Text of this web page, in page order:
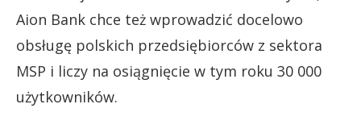
Aion Bank chce też wprowadzić docelowo
obsługę polskich przedsiębiorców z sektora
MSP i liczy na osiągnięcie w tym roku 30 000
użytkowników.